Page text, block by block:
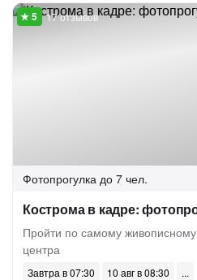
17 отзывов
Фотопрогулка до 7 чел.
Кострома в кадре:
Пройти по самому
центра
Завтра в 07:30
10 авг в 08:30